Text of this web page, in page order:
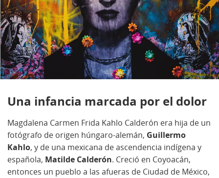
Una infancia marcada por el dolor
Magdalena Carmen Frida Kahlo Calderón era hija de un
fotógrafo de origen húngaro-alemán, Guillermo
Kahlo, y de una mexicana de ascendencia indígena y
española, Matilde Calderón. Creció en Coyoacán,
entonces un pueblo a las afueras de Ciudad de México,